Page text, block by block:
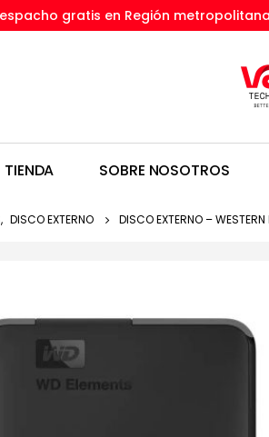
gratis en Región
TIENDA SOBRE NOSOTROS
, DISCO EXTERNO DISCO EXTERNO –